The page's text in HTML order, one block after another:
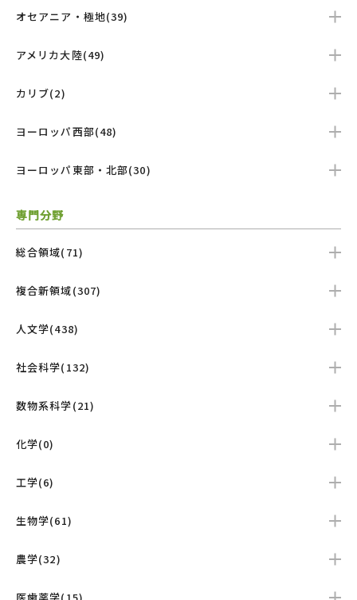
オセアニア・極地(39)
アメリカ大陸(49)
カリブ(2)
ヨーロッパ西部(48)
ヨーロッパ東部・北部(30)
専門分野
総合領域(71)
複合新領域(307)
人文学(438)
社会科学(132)
数物系科学(21)
化学(0)
工学(6)
生物学(61)
農学(32)